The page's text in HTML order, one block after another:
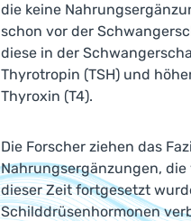
die keine
schon vor der
diese in der
Thyrotropin (TSH) und
Thyroxin (T4).
Die Forscher ziehen das
Nahrungsergänzungen,
dieser Zeit fortgesetzt
Schilddrüsenhormonen